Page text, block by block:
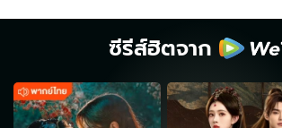
ซีรีส์ฮิตจาก